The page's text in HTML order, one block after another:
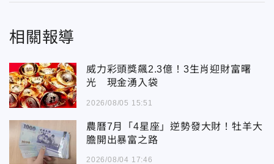
相關報導
威力彩頭獎飆2.3億！3生肖迎財富曙
光 現金湧入袋
2026/08/05 15:51
農曆7月「4星座」逆勢發大財！牡羊大
膽開出暴富之路
2026/08/04 17:46